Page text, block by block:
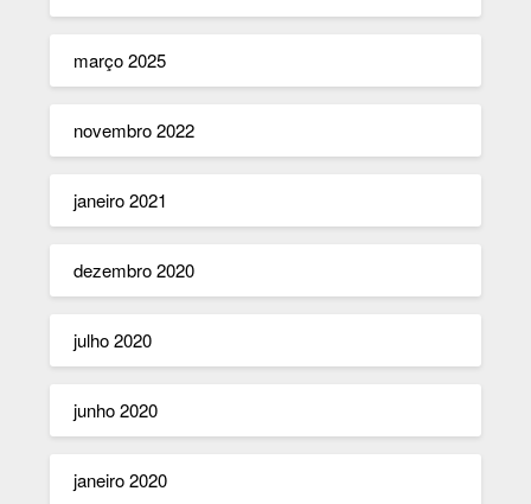
março 2025
novembro 2022
janeiro 2021
dezembro 2020
julho 2020
junho 2020
janeiro 2020